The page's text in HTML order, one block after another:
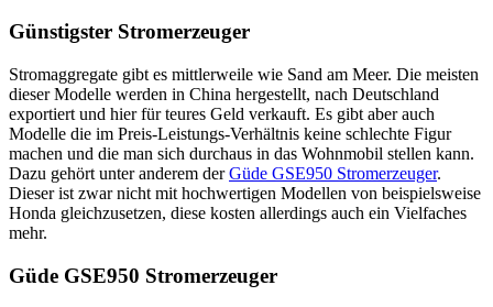
Günstigster Stromerzeuger
Stromaggregate gibt es mittlerweile wie Sand am Meer. Die meisten
dieser Modelle werden in China hergestellt, nach Deutschland
exportiert und hier für teures Geld verkauft. Es gibt aber auch
Modelle die im Preis-Leistungs-Verhältnis keine schlechte Figur
machen und die man sich durchaus in das Wohnmobil stellen kann.
Dazu gehört unter anderem derGüde GSE950 Stromerzeuger.
Dieser ist zwar nicht mit hochwertigen Modellen von beispielsweise
Honda gleichzusetzen, diese kosten allerdings auch ein Vielfaches
mehr.
Güde GSE950 Stromerzeuger